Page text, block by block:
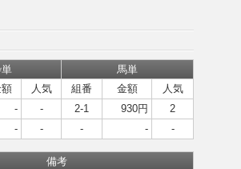
馬単
人気 組番 金額
人気
- - 2-1 930円
2
- - - - -
備考